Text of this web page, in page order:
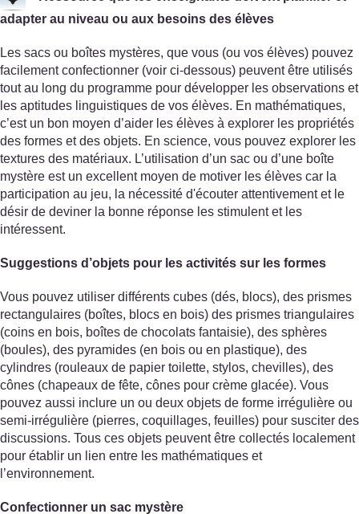
adapter au niveau ou aux besoins des élèves
Les sacs ou boîtes mystères, que vous (ou vos élèves) pouvez
facilement confectionner (voir ci-dessous) peuvent être utilisés
tout au long du programme pour développer les observations et
les aptitudes linguistiques de vos élèves. En mathématiques,
c’est un bon moyen d’aider les élèves à explorer les propriétés
des formes et des objets. En science, vous pouvez explorer les
textures des matériaux. L’utilisation d’un sac ou d’une boîte
mystère est un excellent moyen de motiver les élèves car la
participation au jeu, la nécessité d'écouter attentivement et le
désir de deviner la bonne réponse les stimulent et les
intéressent.
Suggestions d’objets pour les activités sur les formes
Vous pouvez utiliser différents cubes (dés, blocs), des prismes
rectangulaires (boîtes, blocs en bois) des prismes triangulaires
(coins en bois, boîtes de chocolats fantaisie), des sphères
(boules), des pyramides (en bois ou en plastique), des
cylindres (rouleaux de papier toilette, stylos, chevilles), des
cônes (chapeaux de fête, cônes pour crème glacée). Vous
pouvez aussi inclure un ou deux objets de forme irrégulière ou
semi-irrégulière (pierres, coquillages, feuilles) pour susciter des
discussions. Tous ces objets peuvent être collectés localement
pour établir un lien entre les mathématiques et
l’environnement.
Confectionner un sac mystère